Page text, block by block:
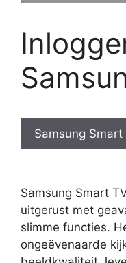
Samsung Smart
Samsung Smart
uitgerust met
slimme functies.
ongeëvenaarde